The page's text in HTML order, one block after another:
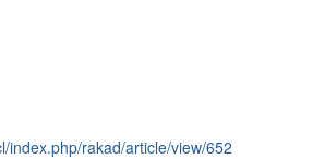
index.php/rakad/article/view/652